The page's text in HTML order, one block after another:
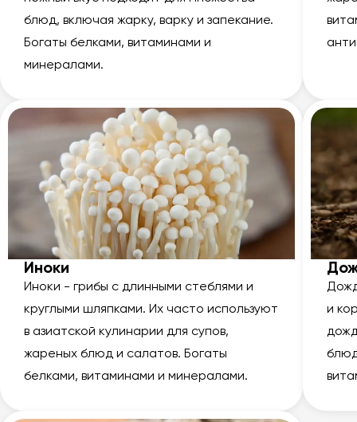
блюд, включая жарку, варку и запекание.
Богаты белками, витаминами и
минералами.
Иноки
Иноки - грибы с длинными стеблями и
круглыми шляпками. Их часто используют
в азиатской кулинарии для супов,
жареных блюд и салатов. Богаты
белками, витаминами и минералами.
и